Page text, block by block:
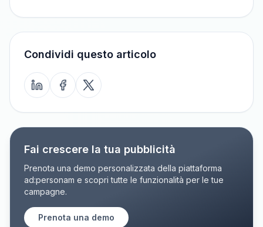
Condividi questo articolo
Fai crescere la tua pubblicità
Prenota una demo personalizzata della piattaforma
ad:personam e scopri tutte le funzionalità per le tue
campagne.
Prenota una demo